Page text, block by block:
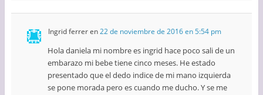
Ingrid ferreren22 de noviembre de 2016 en 5:54 pm
Hola daniela mi nombre es ingrid hace poco sali de un
embarazo mi bebe tiene cinco meses. He estado
presentado que el dedo indice de mi mano izquierda
se pone morada pero es cuando me ducho. Y se me